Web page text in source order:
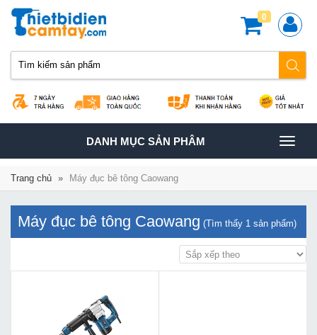
0
TOGGLE
NAVIGATION
DANH MỤC SẢN PHÂM
Trang chủ » Máy đục bê tông Caowang
Máy đục bê tông Caowang (Tìm thấy 1 sản phẩm)